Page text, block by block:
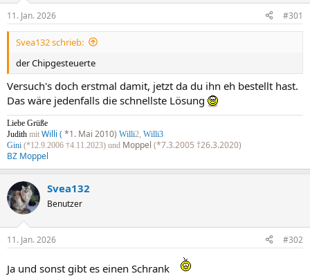
11. Jan. 2026 #301
Svea132 schrieb:
der Chipgesteuerte
Versuch's doch erstmal damit, jetzt da du ihn eh bestellt hast.
Das wäre jedenfalls die schnellste Lösung
Liebe Grüße
Judith mit Willi ( *1. Mai 2010) Willi2, Willi3
Gini (*12.9.2006 †4.11.2023) und Moppel (*7.3.2005 †26.3.2020)
BZ Moppel
Svea132
Benutzer
11. Jan. 2026 #302
Ja und sonst gibt es einen Schrank